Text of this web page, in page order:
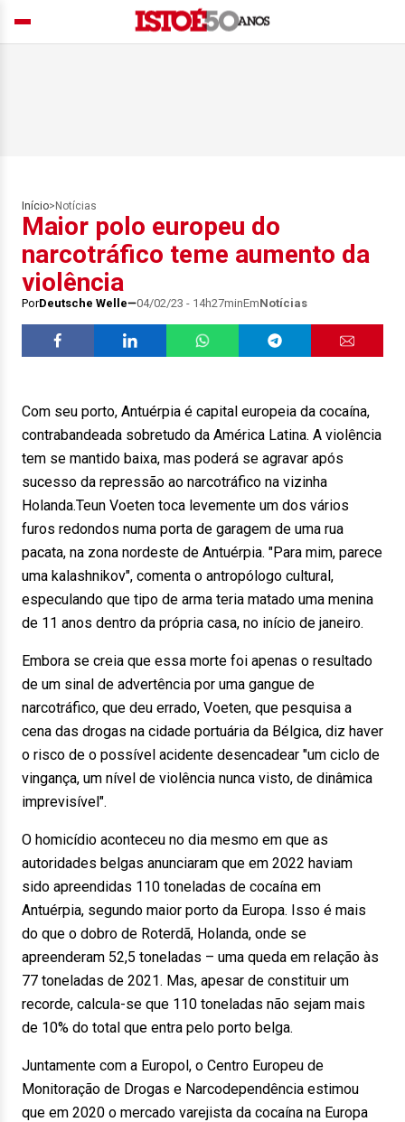
Início> Notícias
Maior polo europeu do
narcotráfico teme aumento da
violência
PorDeutsche Welle 04/02/23 - 14h27minEmNotícias
Com seu porto, Antuérpia é capital europeia da cocaína,
contrabandeada sobretudo da América Latina. A violência
tem se mantido baixa, mas poderá se agravar após
sucesso da repressão ao narcotráfico na vizinha
Holanda.Teun Voeten toca levemente um dos vários
furos redondos numa porta de garagem de uma rua
pacata, na zona nordeste de Antuérpia. "Para mim, parece
uma kalashnikov", comenta o antropólogo cultural,
especulando que tipo de arma teria matado uma menina
de 11 anos dentro da própria casa, no início de janeiro.
Embora se creia que essa morte foi apenas o resultado
de um sinal de advertência por uma gangue de
narcotráfico, que deu errado, Voeten, que pesquisa a
cena das drogas na cidade portuária da Bélgica, diz haver
o risco de o possível acidente desencadear "um ciclo de
vingança, um nível de violência nunca visto, de dinâmica
imprevisível".
O homicídio aconteceu no dia mesmo em que as
autoridades belgas anunciaram que em 2022 haviam
sido apreendidas 110 toneladas de cocaína em
Antuérpia, segundo maior porto da Europa. Isso é mais
do que o dobro de Roterdã, Holanda, onde se
apreenderam 52,5 toneladas – uma queda em relação às
77 toneladas de 2021. Mas, apesar de constituir um
recorde, calcula-se que 110 toneladas não sejam mais
de 10% do total que entra pelo porto belga.
Juntamente com a Europol, o Centro Europeu de
Monitoração de Drogas e Narcodependência estimou
que em 2020 o mercado varejista da cocaína na Europa